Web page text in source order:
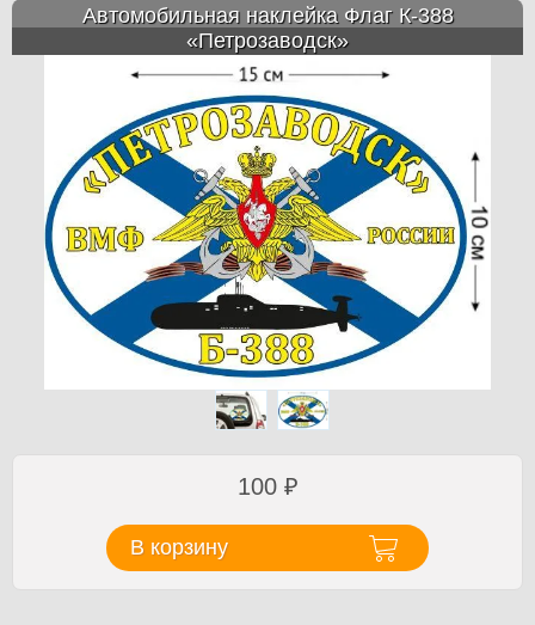
Автомобильная наклейка Флаг К-388
«Петрозаводск»
100 ₽
В корзину